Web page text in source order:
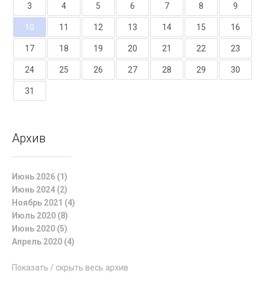
3 4 5 6 7 8 9
10 11 12 13 14 15 16
17 18 19 20 21 22 23
24 25 26 27 28 29 30
31
Архив
Июнь 2026 (1)
Июнь 2024 (2)
Ноябрь 2021 (4)
Июль 2020 (8)
Июнь 2020 (5)
Апрель 2020 (4)
Показать / скрыть весь архив